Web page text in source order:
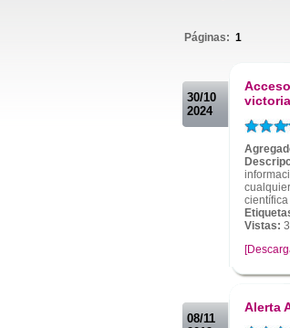
Páginas: 1
30/10
2024
victoria
científica
Vistas:
08/11
Alerta